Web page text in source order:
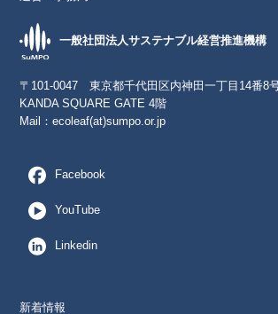
一般社団法人サステナブル経営推進機構
〒101-0047 東京都千代田区内神田一丁目14番8
KANDA SQUARE GATE 4階
Mail：ecoleaf(at)sumpo.or.jp
Facebook
YouTube
Linkedin
新着情報